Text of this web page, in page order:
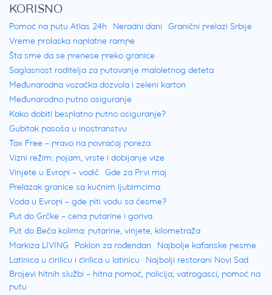
KORISNO
Pomoć na putu Atlas 24h Neradni dani
Granični prelazi Srbije
Vreme prolaska naplatne rampe
Šta sme da se prenese preko granice
Saglasnost roditelja za putovanje maloletnog deteta
Međunarodna vozačka dozvola i zeleni karton
Međunarodno putno osiguranje
Kako dobiti besplatno putno osiguranje?
Gubitak pasoša u inostranstvu
Tax Free – pravo na povraćaj poreza
Vizni režim: pojam, vrste i dobijanje vize
Vinjete u Evropi – vodič Gde za Prvi maj
Prelazak granice sa kućnim ljubimcima
Voda u Evropi – gde piti vodu sa česme?
Put do Grčke – cena putarine i goriva
Put do Beča kolima: putarine, vinjete, kilometraža
Markiza LIVING
Poklon za rođendan
Najbolje kafanske pesme
Latinica u ćirilicu i ćirilica u latinicu
Najbolji restorani Novi Sad
Brojevi hitnih službi – hitna pomoć, policija, vatrogasci, pomoć na
putu